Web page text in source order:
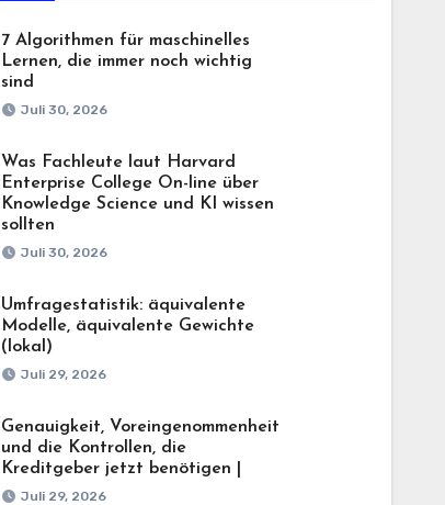
7 Algorithmen für maschinelles
Lernen, die immer noch wichtig
sind
Juli 30, 2026
Was Fachleute laut Harvard
Enterprise College On-line über
Knowledge Science und KI wissen
sollten
Juli 30, 2026
Umfragestatistik: äquivalente
Modelle, äquivalente Gewichte
(lokal)
Juli 29, 2026
Genauigkeit, Voreingenommenheit
und die Kontrollen, die
Kreditgeber jetzt benötigen |
Juli 29, 2026